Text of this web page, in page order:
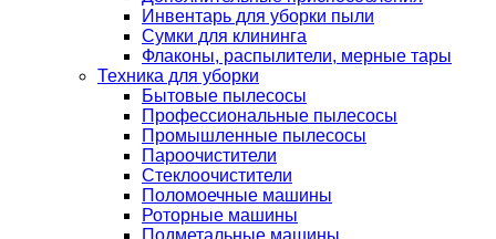
Инвентарь для уборки пыли
Сумки для клининга
Флаконы, распылители, мерные тары
Техника для уборки
Бытовые пылесосы
Профессиональные пылесосы
Промышленные пылесосы
Пароочистители
Стеклоочистители
Поломоечные машины
Роторные машины
Подметальные машины